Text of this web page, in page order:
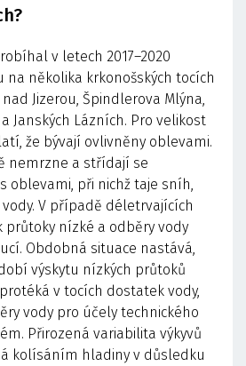
v letech 2017–2020
několika krkonošských tocích
Jizerou, Špindlerova Mlýna,
Janských Lázních. Pro velikost
že bývají ovlivněny oblevami.
nemrzne a střídají se
oblevami, při nichž taje sníh,
V případě déletrvajících
průtoky nízké a odběry vody
Obdobná situace nastává,
výskytu nízkých průtoků
v tocích dostatek vody,
vody pro účely technického
Přirozená variabilita výkyvů
kolísáním hladiny v důsledku